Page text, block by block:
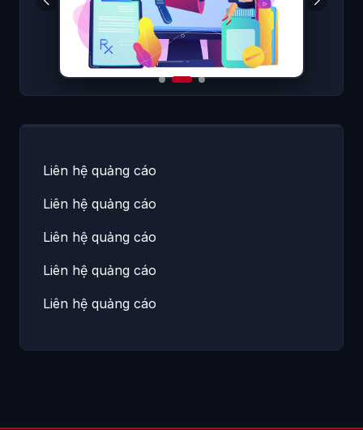
Liên hệ quảng cáo
Liên hệ quảng cáo
Liên hệ quảng cáo
Liên hệ quảng cáo
Liên hệ quảng cáo